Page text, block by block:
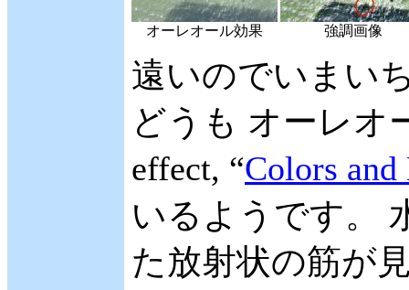
オーレオール効果 強調画像
遠いのでいまい
どうも オーレオ
effect, “Colors
いるようです。
た放射状の筋が